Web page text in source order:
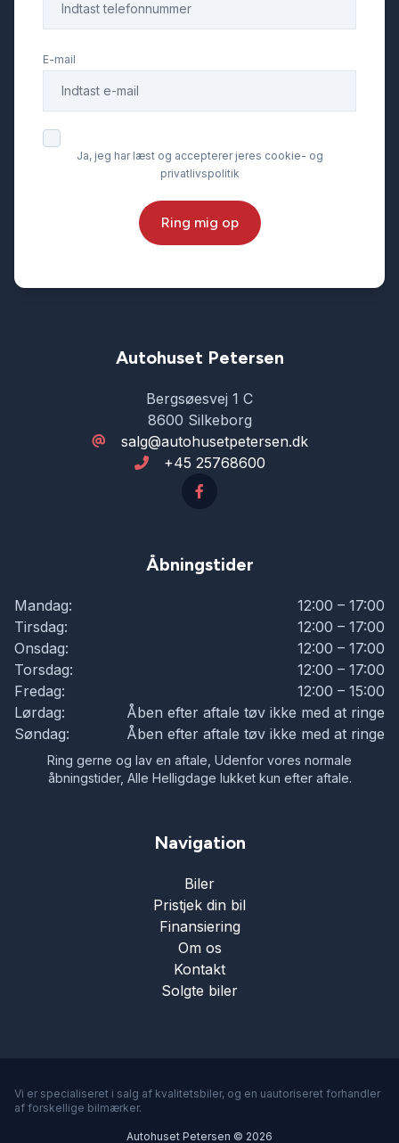
Kørecomputer
Læderrat
Lædersæder
Musikstreaming via bluetooth
Parkeringssensor foran
Skiltegenkendelse
Splitbagsæder
Tågelygter
USB tilslutning
Varme i rattet
E-mail
Ja, jeg har læst og accepterer jeres cookie- og
privatlivspolitik
Ring mig op
Autohuset Petersen
Bergsøesvej 1 C
8600 Silkeborg
salg@autohusetpetersen.dk
+45 25768600
Åbningstider
Mandag:
12:00 – 17:00
Tirsdag:
12:00 – 17:00
Onsdag:
12:00 – 17:00
Torsdag:
12:00 – 17:00
Fredag:
12:00 – 15:00
Lørdag:
Åben efter aftale tøv ikke med at ringe
Søndag:
Åben efter aftale tøv ikke med at ringe
Ring gerne og lav en aftale, Udenfor vores normale
åbningstider, Alle Helligdage lukket kun efter aftale.
Navigation
Biler
Pristjek din bil
Finansiering
Om os
Kontakt
Solgte biler
Vi er specialiseret i salg af kvalitetsbiler, og en uautoriseret forhandler
af forskellige bilmærker.
Autohuset Petersen © 2026